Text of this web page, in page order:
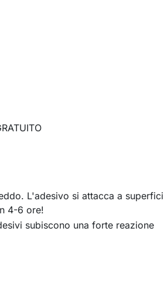
L'adesivo si attacca a superfici |
4-6 ore!
subiscono una forte reazione